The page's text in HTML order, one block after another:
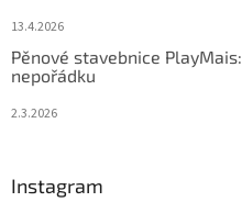
13.4.2026
Pěnové stavebnice
nepořádku
2.3.2026
Instagram